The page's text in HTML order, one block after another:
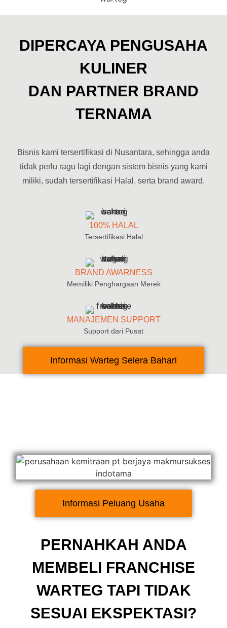
Kemitraan Warteg Murah:
[harga franchise warteg] dan
"bisnis warteg kekinian" dan
DIPERCAYA PENGUSAHA
KULINER
DAN PARTNER BRAND
TERNAMA
Bisnis kami tersertifikasi di Nusantara, sehingga anda
tidak perlu ragu lagi dengan sistem bisnis yang kami
miliki, sudah tersertifikasi Halal, serta brand award.
100% HALAL
Tersertifikasi Halal
BRAND AWARNESS
Memiliki Penghargaan Merek
MANAJEMEN SUPPORT
Support dari Pusat
Informasi Warteg Selera Bahari
PERNAHKAH ANDA
MEMBELI FRANCHISE
WARTEG TAPI TIDAK
SESUAI EKSPEKTASI?
Informasi Peluang Usaha